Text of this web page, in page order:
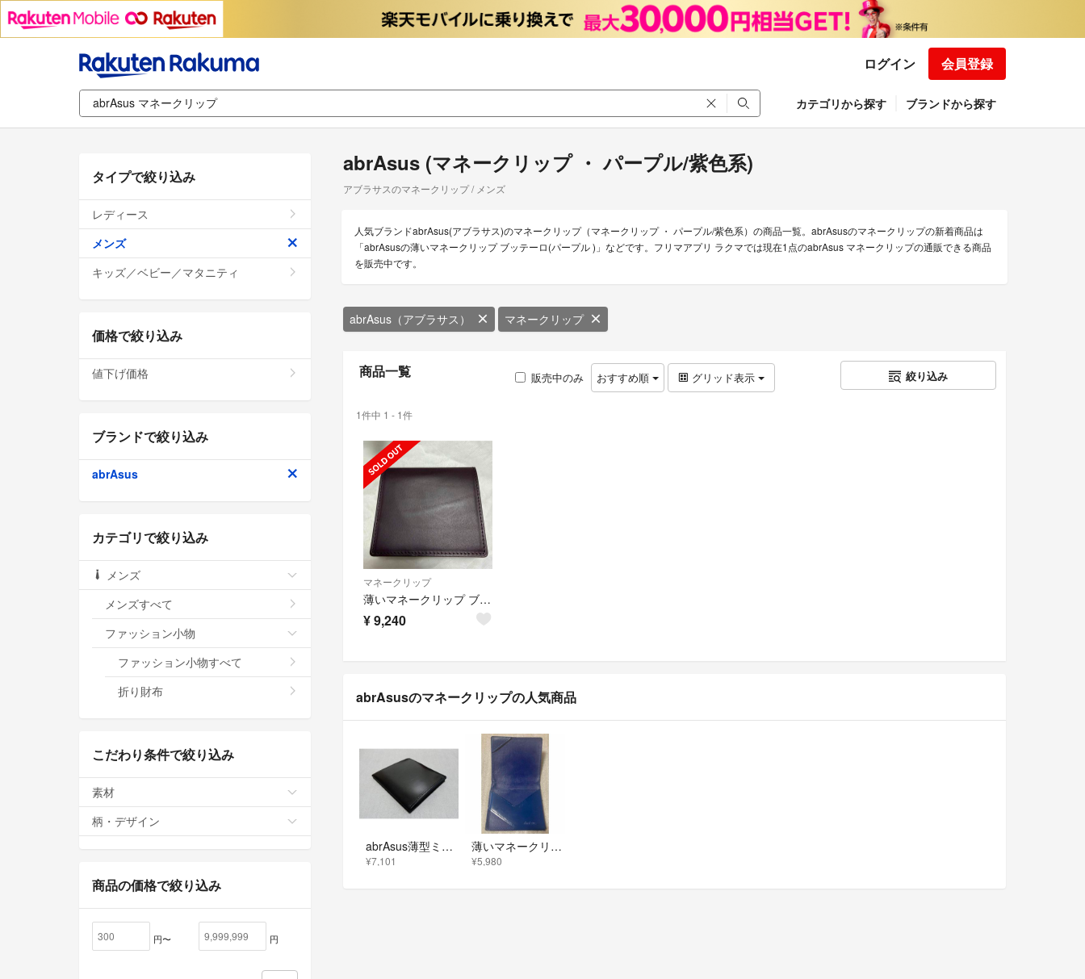
ログイン 会員登録
カテゴリから探す ブランドから探す
abrAsus (マネークリップ ・ パープル/紫色系)
アブラサスのマネークリップ / メンズ
人気ブランドabrAsus(アブラサス)のマネークリップ（マネークリップ ・ パープル/紫色系）の商品一覧。abrAsusのマネークリップの新着商品は
「abrAsusの薄いマネークリップ ブッテーロ(パープル )」などです。フリマアプリ ラクマでは現在1点のabrAsus マネークリップの通販できる商品
を販売中です。
abrAsus（アブラサス） マネークリップ
商品一覧 販売中のみ おすすめ順 グリッド表示 絞り込み
1件中 1 - 1件
マネークリップ
薄いマネークリップ ブッテーロ(パープル )
¥9,240
abrAsusのマネークリップの人気商品
abrAsus薄型ミニマネークリップ カード定期札入れ
¥7,101
薄いマネークリップ ブルー ◆ アブラサス abrasus
¥5,980
タイプで絞り込み
レディース
メンズ
キッズ／ベビー／マタニティ
価格で絞り込み
値下げ価格
ブランドで絞り込み
abrAsus
カテゴリで絞り込み
メンズ
メンズすべて
ファッション小物
ファッション小物すべて
折り財布
こだわり条件で絞り込み
素材
柄・デザイン
商品の価格で絞り込み
円〜 円